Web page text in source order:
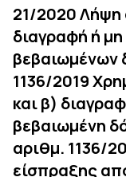
21/2020 Λήψη
διαγραφή ή
βεβαιωμένων
1136/2019
και β)
βεβαιωμένη
αριθμ. 1136/
είσπραξης